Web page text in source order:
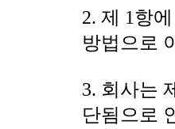
2. 제 1항
방법으로
3. 회사는
단됨으로